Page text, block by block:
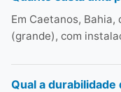
Em Caetanos, Bahia,
(grande), com
Qual a